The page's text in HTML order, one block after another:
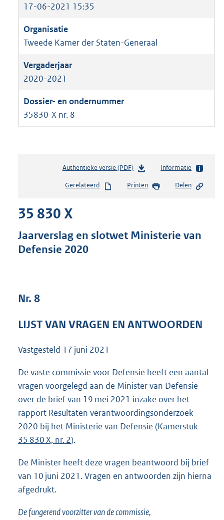
17-06-2021 15:35
Tweede Kamer der Staten-Generaal
2020-2021
35830-X nr. 8
Authentieke versie (PDF)b
s
d
:
Informatie
Gerelateerd Printen Delen
35 830 X
Jaarverslag en slotwet Ministerie van
Defensie 2020
Nr. 8
LIJST VAN VRAGEN EN ANTWOORDEN
Vastgesteld 17 juni 2021
De vaste commissie voor Defensie heeft een aantal
vragen voorgelegd aan de Minister van Defensie
over de brief van 19 mei 2021 inzake over het
rapport Resultaten verantwoordingsonderzoek
2020 bij het Ministerie van Defensie (Kamerstuk
35 830 X, nr. 2).
De Minister heeft deze vragen beantwoord bij brief
van 10 juni 2021. Vragen en antwoorden zijn hierna
afgedrukt.
De fungerend voorzitter van de commissie,